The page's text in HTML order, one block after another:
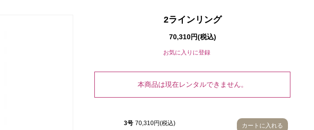
2ラインリング
70,310円(税込)
お気に入りに登録
本商品は現在レンタルできません。
3号 70,310円(税込) カートに入れる